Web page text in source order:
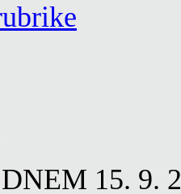
15. 9.